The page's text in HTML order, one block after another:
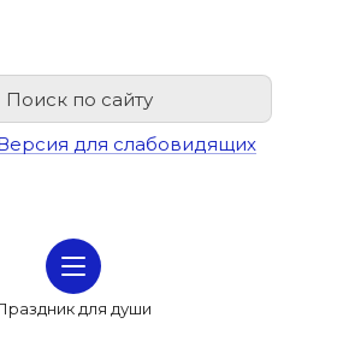
для слабовидящих
для души